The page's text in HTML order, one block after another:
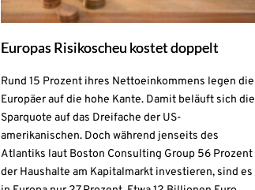
Europas Risikoscheu kostet doppelt
Rund 15 Prozent ihres Nettoeinkommens legen die
Europäer auf die hohe Kante. Damit beläuft sich die
Sparquote auf das Dreifache der US-
amerikanischen. Doch während jenseits des
Atlantiks laut Boston Consulting Group 56 Prozent
der Haushalte am Kapitalmarkt investieren, sind es